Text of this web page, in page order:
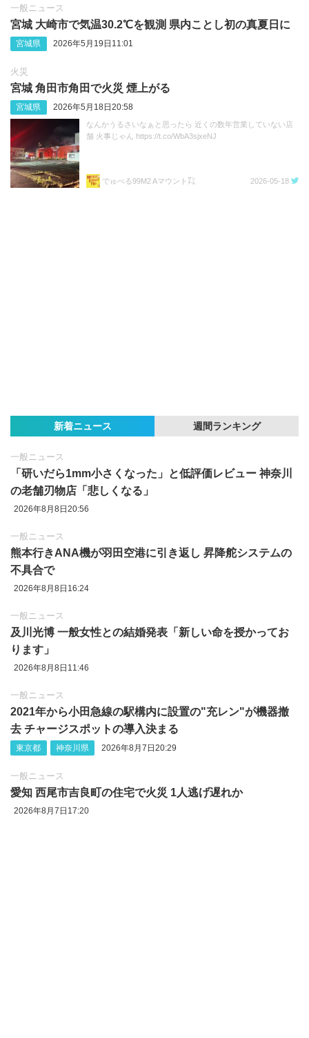
一般ニュース
宮城 大崎市で気温30.2℃を観測 県内ことし初の真夏日に
宮城県 2026年5月19日11:01
火災
宮城 角田市角田で火災 煙上がる
宮城県 2026年5月18日20:58
なんかうるさいなぁと思ったら 近くの数年営業していない店
舗 火事じゃん https://t.co/WbA3sjxeNJ
でゅべる99M2 Aマウント㌠ 2026-05-18
新着ニュース 週間ランキング
一般ニュース
「研いだら1mm小さくなった」と低評価レビュー 神奈川
の老舗刃物店「悲しくなる」
2026年8月8日20:56
一般ニュース
熊本行きANA機が羽田空港に引き返し 昇降舵システムの
不具合で
2026年8月8日16:24
一般ニュース
及川光博 一般女性との結婚発表「新しい命を授かってお
ります」
2026年8月8日11:46
一般ニュース
2021年から小田急線の駅構内に設置の"充レン"が機器撤
去 チャージスポットの導入決まる
東京都 神奈川県 2026年8月7日20:29
一般ニュース
愛知 西尾市吉良町の住宅で火災 1人逃げ遅れか
2026年8月7日17:20